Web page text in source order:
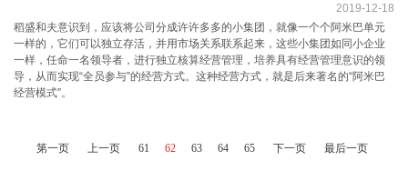
2019-12-18
稻盛和夫意识到，应该将公司分成许许多多的小集团，就像一个个阿米巴单元
一样的，它们可以独立存活，并用市场关系联系起来，这些小集团如同小企业
一样，任命一名领导者，进行独立核算经营管理，培养具有经营管理意识的领
导，从而实现“全员参与”的经营方式。这种经营方式，就是后来著名的“阿米巴
经营模式”。
第一页 上一页 61 62 63 64 65 下一页 最后一页